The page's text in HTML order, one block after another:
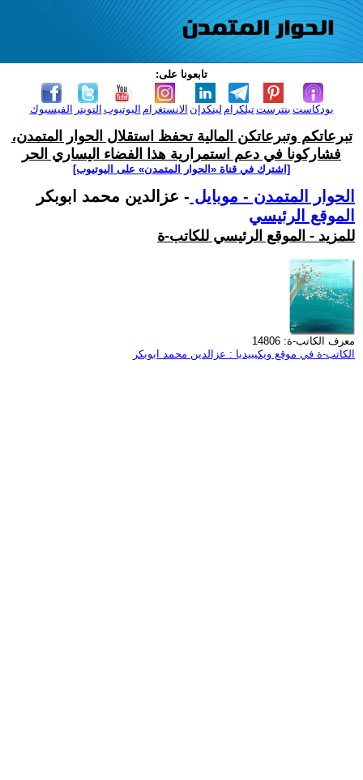
تابعونا على:
الفيسبوك التويتر اليوتيوب الانستغرام لينكدإن تيلكرامبنترست بودكاست
تبرعاتكم وتبرعاتكن المالية تحفظ استقلال الحوار المتمدن،
فشاركونا في دعم استمرارية هذا الفضاء اليساري الحر
[اشترك في قناة ‫«الحوار المتمدن» على اليوتيوب]
الحوار المتمدن - موبايل - عزالدين محمد ابوبكر
الموقع الرئيسي
للمزيد - الموقع الرئيسي للكاتب-ة
معرف الكاتب-ة: 14806
الكاتب-ة في موقع ويكيبيديا : عزالدين محمد ابوبكر